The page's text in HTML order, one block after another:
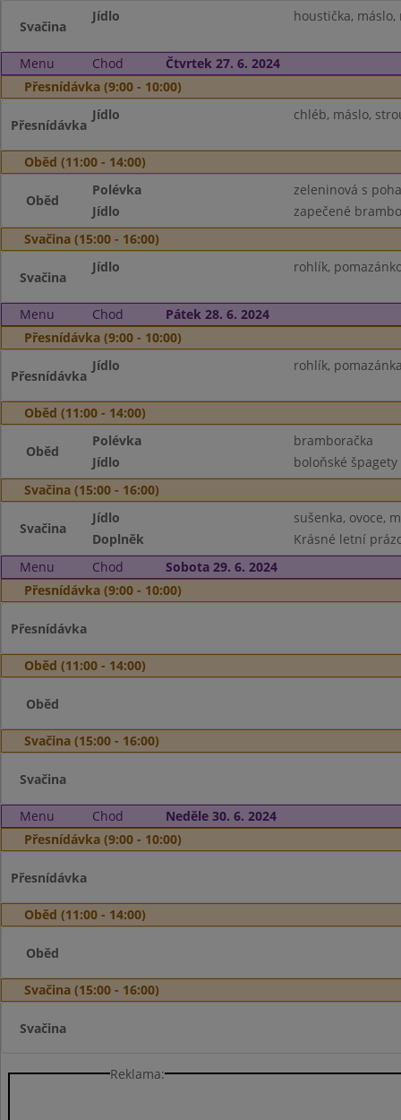
Svačina
Jídlo houstička, máslo,
Menu Chod
Čtvrtek 27. 6. 2024
Přesnídávka (9:00 - 10:00)
Přesnídávka
Jídlo chléb, máslo,
Oběd (11:00 - 14:00)
Oběd
Polévka
zeleninová s
Jídlo
zapečené
Svačina (15:00 - 16:00)
Svačina
Jídlo rohlík,
Menu Chod
Pátek 28. 6. 2024
Přesnídávka (9:00 - 10:00)
Přesnídávka
Jídlo rohlík,
Oběd (11:00 - 14:00)
Oběd
Polévka
bramboračka
Jídlo
boloňské
Svačina (15:00 - 16:00)
Svačina
Jídlo
sušenka, ovoce,
Doplněk
Krásné letní
Menu
Chod
Sobota 29. 6. 2024
Přesnídávka (9:00 - 10:00)
Přesnídávka
Oběd (11:00 - 14:00)
Oběd
Svačina (15:00 - 16:00)
Svačina
Menu Chod
Neděle 30. 6. 2024
Přesnídávka (9:00 - 10:00)
Přesnídávka
Oběd (11:00 - 14:00)
Oběd
Svačina (15:00 - 16:00)
Svačina
Reklama: